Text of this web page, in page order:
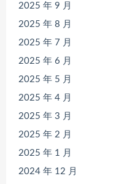
2025 年 9 月
2025 年 8 月
2025 年 7 月
2025 年 6 月
2025 年 5 月
2025 年 4 月
2025 年 3 月
2025 年 2 月
2025 年 1 月
2024 年 12 月